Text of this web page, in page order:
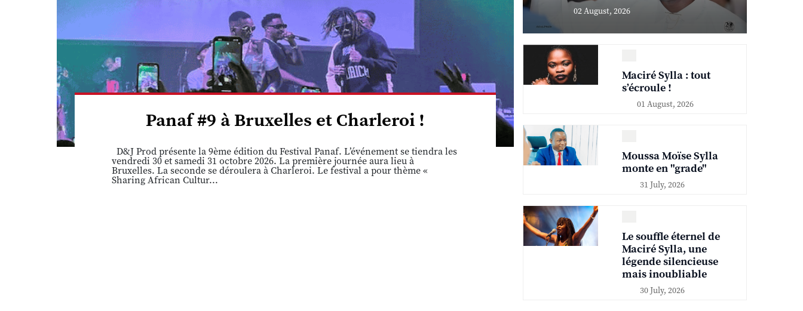
Panaf #9 à Bruxelles et Charleroi !
D&J Prod présente la 9ème édition du Festival Panaf. L’événement se tiendra les
vendredi 30 et samedi 31 octobre 2026. La première journée aura lieu à
Bruxelles. La seconde se déroulera à Charleroi. Le festival a pour thème «
Sharing African Cultur...
02 August, 2026
Maciré Sylla : tout
s’écroule !
01 August, 2026
Moussa Moïse Sylla
monte en "grade"
31 July, 2026
Le souffle éternel de
Maciré Sylla, une
légende silencieuse
mais inoubliable
30 July, 2026